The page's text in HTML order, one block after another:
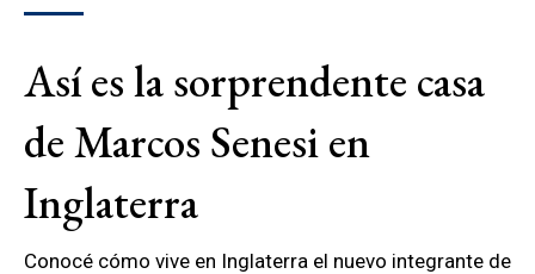
Así es la sorprendente casa
de Marcos Senesi en
Inglaterra
Conocé cómo vive en Inglaterra el nuevo integrante de